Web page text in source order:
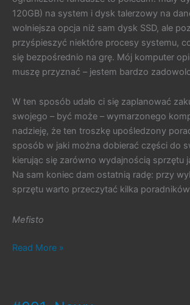
120GB) na system i dysk talerzowy na
wolniejsza opcja niż sam dysk SSD, ale
przyśpieszyć niektóre procesy systemu,
się bezpośrednio na grę. Mój komputer
muszę przyznać – jestem bardzo
W ten sposób udało ci się zaplanować
swojego – być może – wymarzonego
nadzieję, że ten troszkę upośledzony
sposób w jaki można dobierać części do
kierując się zarówno wydajnością sprzętu
Na sam koniec dam ostatnią radę: przy
sprzętu warto przeczytać kilka
Mefisto
#135.
Read More »